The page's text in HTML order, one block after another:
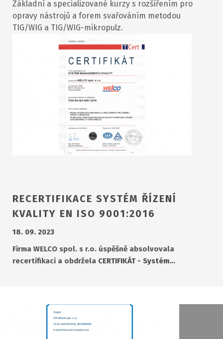
Základní a specializované kurzy s rozšířením pro
opravy nástrojů a forem svařováním metodou
TIG/WIG a TIG/WIG-mikropulz.
RECERTIFIKACE SYSTÉM ŘÍZENÍ
KVALITY EN ISO 9001:2016
18. 09. 2023
Firma WELCO spol. s r.o. úspěšně absolvovala
recertifikaci a obdržela CERTIFIKÁT - Systém…